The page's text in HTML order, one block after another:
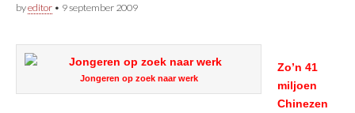
byeditor • 9 september 2009
Jongeren op zoek naar werk
Zo’n 41
miljoen
Chinezen